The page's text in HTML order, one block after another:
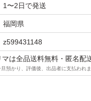
願いします。
1〜2日で発送
福岡県
z599431148
は全品送料無料・匿名配
預かり、評価後、出品者に支払われ